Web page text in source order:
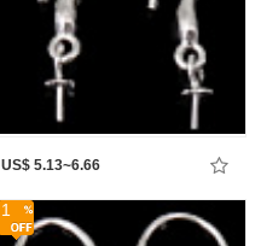
US$ 5.13~6.66
1